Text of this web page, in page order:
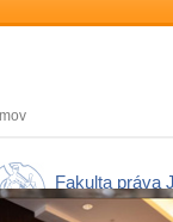
Fakulta práva
Jesenského